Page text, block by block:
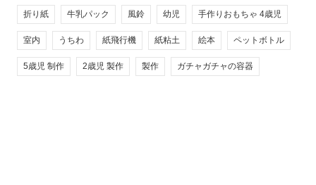
折り紙 牛乳パック 風鈴 幼児 手作りおもちゃ 4歳児
室内 うちわ 紙飛行機 紙粘土 絵本 ペットボトル
5歳児 制作 2歳児 製作 製作 ガチャガチャの容器